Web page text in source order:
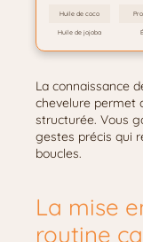
Huile de coco
Huile de jojoba
La connaissance
chevelure permet
structurée. Vous
gestes précis qui
boucles.
La mise
routine